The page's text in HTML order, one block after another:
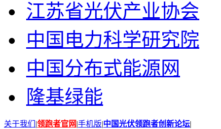
江苏省光伏产业协会
中国电力科学研究院
中国分布式能源网
隆基绿能
关于我们 |领跑者官网|手机版|中国光伏领跑者创新论坛|